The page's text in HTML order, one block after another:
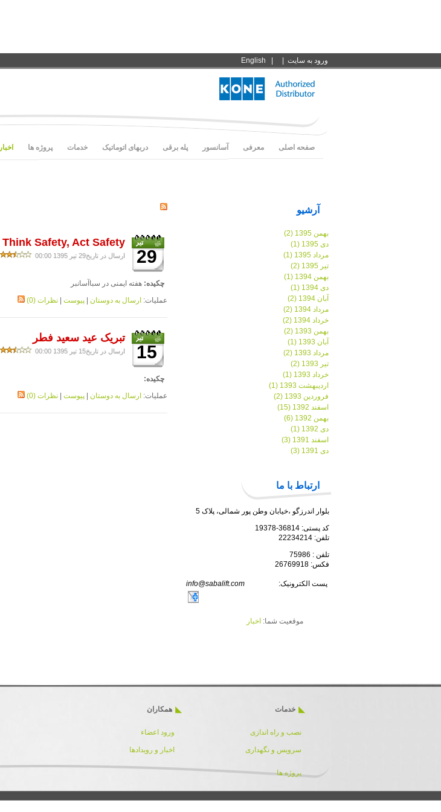
English ورود به سايت
صفحه اصلی معرفی آسانسور پله برقی دربهای اتوماتیک خدمات پروژه ها اخبار
آرشیو
بهمن 1395 (2)
دی 1395 (1)
مرداد 1395 (1)
تیر 1395 (2)
بهمن 1394 (1)
دی 1394 (1)
آبان 1394 (2)
مرداد 1394 (2)
خرداد 1394 (2)
بهمن 1393 (2)
آبان 1393 (1)
مرداد 1393 (2)
تیر 1393 (2)
خرداد 1393 (1)
اردیبهشت 1393 (1)
فروردین 1393 (2)
اسفند 1392 (15)
بهمن 1392 (6)
دی 1392 (1)
اسفند 1391 (3)
دی 1391 (3)
ارتباط با ما
بلوار اندرزگو ،خیابان وطن پور شمالی، پلاک 5
کد پستی: 36814-19378
تلفن: 22234214
تلفن : 75986
فکس: 26769918
پست الکترونیک: info@sabalift.com
29
Think Safety, Act Safety
ارسال در تاریخ29 تیر 1395 00:00
چکیده: هفته ایمنی در سباآسانبر
عملیات: ارسال به دوستان پیوست نظرات (0)
15
تبریک عید سعید فطر
ارسال در تاریخ15 تیر 1395 00:00
چکیده:
عملیات: ارسال به دوستان پیوست نظرات (0)
موقعیت شما: اخبار
خدمات همکاران
نصب و راه اندازی ورود اعضاء
سرویس و نگهداری اخبار و رویدادها
پروژه ها